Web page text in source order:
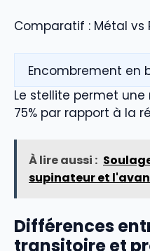
Comparatif : Métal vs
Le stellite permet
75% par rapport à la
À lire aussi :
supinateur et
Différences
transitoire et